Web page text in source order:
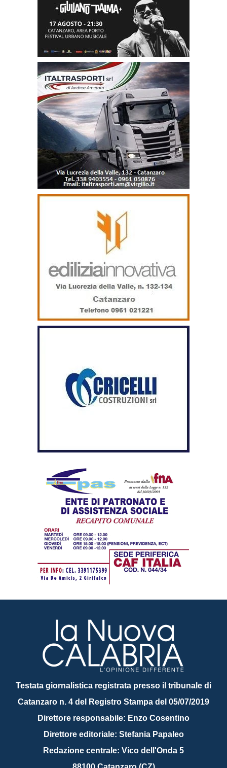
Testata giornalistica registrata presso il tribunale di
Catanzaro n. 4 del Registro Stampa del 05/07/2019
Direttore responsabile: Enzo Cosentino
Direttore editoriale: Stefania Papaleo
Redazione centrale: Vico dell'Onda 5